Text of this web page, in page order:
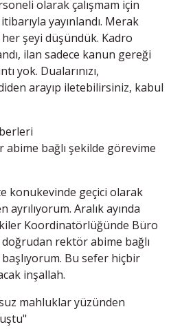
olarak çalışmam için
yayınlandı. Merak
şeyi düşündük. Kadro
ilan sadece kanun gereği
yok. Dualarınızı,
arayıp iletebilirsiniz, kabul
bağlı şekilde görevime
konukevinde geçici olarak
ayrılıyorum. Aralık ayında
Koordinatörlüğünde Büro
rektör abime bağlı
Bu sefer hiçbir
inşallah.
mahluklar yüzünden